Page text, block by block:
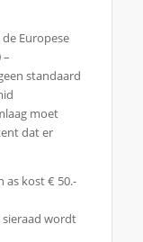
Europese
–
standaard
moet
dat er
as kost € 50.-
sieraad wordt